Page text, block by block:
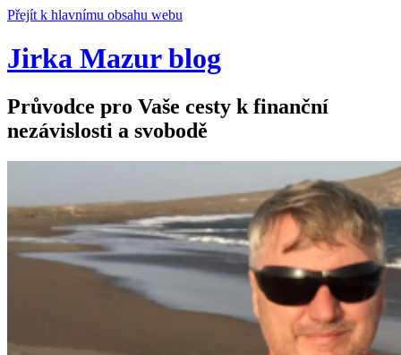
Přejít k hlavnímu obsahu webu
Jirka Mazur blog
Průvodce pro Vaše cesty k finanční
nezávislosti a svobodě